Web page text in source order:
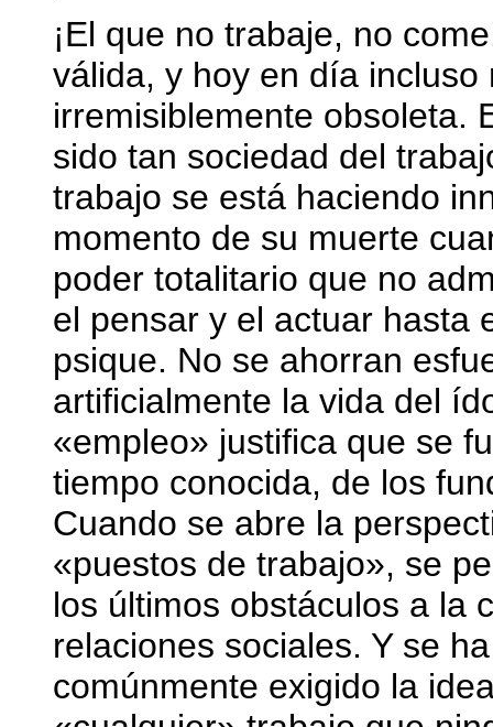
¡El que no trabaje, no
válida, y hoy en día
irremisiblemente obsoleta.
sido tan sociedad del
trabajo se está haciendo
momento de su muerte
poder totalitario que no
el pensar y el actuar hasta
psique. No se ahorran
artificialmente la vida del
«empleo» justifica que se
tiempo conocida, de los
Cuando se abre la
«puestos de trabajo», se
los últimos obstáculos a la
relaciones sociales. Y se
comúnmente exigido la